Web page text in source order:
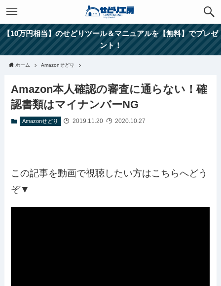
【10万円相当】のせどりツール＆マニュアルを【無料】でプレゼ
ント！
ホーム Amazonせどり
Amazon本人確認の審査に通らない！確
認書類はマイナンバーNG
Amazonせどり 2019.11.20 2020.10.27
この記事を動画で視聴したい方はこちらへどう
ぞ▼